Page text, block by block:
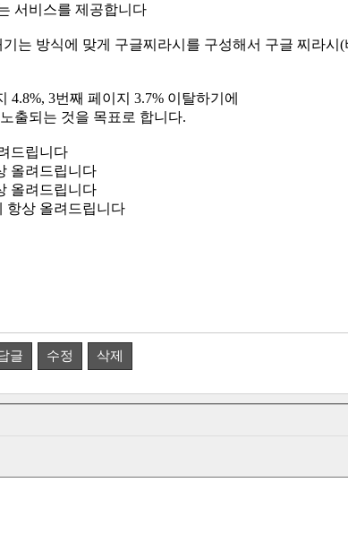
서비스를 제공합니다
는 방식에 맞게 구글찌라시를 구성해서 구글 찌라시
3번째 페이지 3.7% 이탈하기에
출되는 것을 목표로 합니다.
드립니다
올려드립니다
올려드립니다
항상 올려드립니다
글 수정 삭제